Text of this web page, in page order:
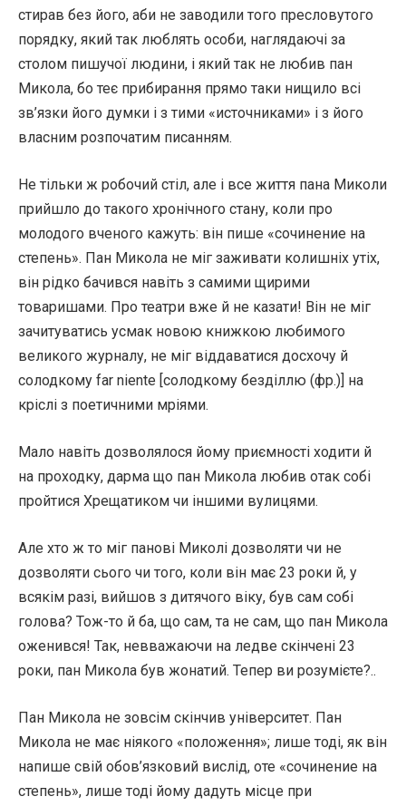
стирав без його, аби не заводили того пресловутого
порядку, який так люблять особи, наглядаючі за
столом пишучої людини, і який так не любив пан
Микола, бо теє прибирання прямо таки нищило всі
зв’язки його думки і з тими «источниками» і з його
власним розпочатим писанням.
Не тільки ж робочий стіл, але і все життя пана Миколи
прийшло до такого хронічного стану, коли про
молодого вченого кажуть: він пише «сочинение на
степень». Пан Микола не міг заживати колишніх утіх,
він рідко бачився навіть з самими щирими
товаришами. Про театри вже й не казати! Він не міг
зачитуватись усмак новою книжкою любимого
великого журналу, не міг віддаватися досхочу й
солодкому fаr nіеntе [солодкому безділлю (фр.)] на
кріслі з поетичними мріями.
Мало навіть дозволялося йому приємності ходити й
на проходку, дарма що пан Микола любив отак собі
пройтися Хрещатиком чи іншими вулицями.
Але хто ж то міг панові Миколі дозволяти чи не
дозволяти сього чи того, коли він має 23 роки й, у
всякім разі, вийшов з дитячого віку, був сам собі
голова? Тож-то й ба, що сам, та не сам, що пан Микола
оженився! Так, невважаючи на ледве скінчені 23
роки, пан Микола був жонатий. Тепер ви розумієте?..
Пан Микола не зовсім скінчив університет. Пан
Микола не має ніякого «положення»; лише тоді, як він
напише свій обов’язковий вислід, оте «сочинение на
степень», лише тоді йому дадуть місце при